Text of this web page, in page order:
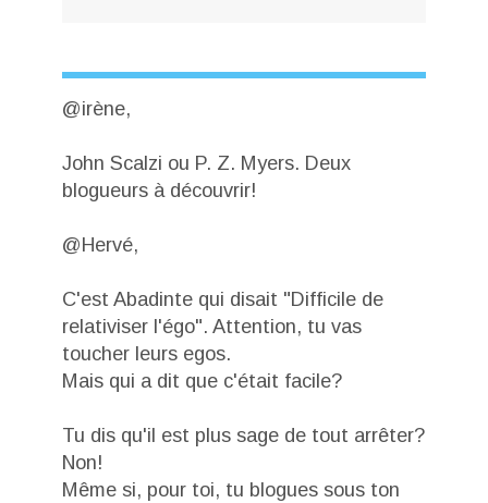
@irène,
John Scalzi ou P. Z. Myers. Deux
blogueurs à découvrir!
@Hervé,
C'est Abadinte qui disait "Difficile de
relativiser l'égo". Attention, tu vas
toucher leurs egos.
Mais qui a dit que c'était facile?
Tu dis qu'il est plus sage de tout arrêter?
Non!
Même si, pour toi, tu blogues sous ton